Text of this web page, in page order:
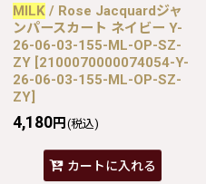
MILK / Rose Jacquardジャ
ンパースカート ネイビー Y-
26-06-03-155-ML-OP-SZ-
ZY [2100070000074054-Y-
26-06-03-155-ML-OP-SZ-
ZY]
4,180円 (税込)
カートに入れる